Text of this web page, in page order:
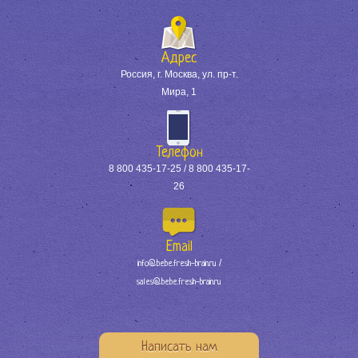
Адрес
Россия, г. Москва, ул. пр-т.
Мира, 1
Телефон
8 800 435-17-25 / 8 800 435-17-
26
Email
info@bebe.fresh-brain.ru /
sales@bebe.fresh-brain.ru
Написать нам